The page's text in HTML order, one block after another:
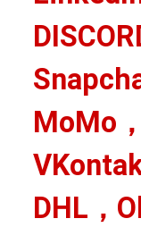
MoMo
DHL，